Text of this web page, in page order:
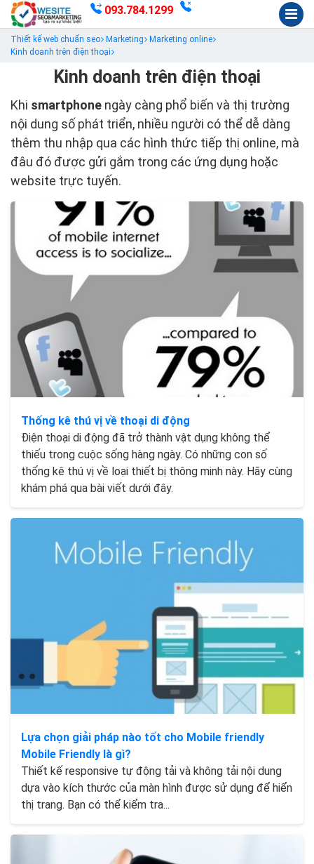
093.784.1299
Thiết kế web chuẩn seo Marketing
Marketing online
Kinh doanh trên điện thoại
Kinh doanh trên điện thoại
Khi smartphone ngày càng phổ biến và thị trường
nội dung số phát triển, nhiều người có thể dễ dàng
thêm thu nhập qua các hình thức tiếp thị online, mà
đâu đó được gửi gắm trong các ứng dụng hoặc
website trực tuyến.
Thống kê thú vị về thoại di động
Điện thoại di động đã trở thành vật dụng không thể
thiếu trong cuộc sống hàng ngày. Có những con số
thống kê thú vị về loại thiết bị thông minh này. Hãy cùng
khám phá qua bài viết dưới đây.
Lựa chọn giải pháp nào tốt cho Mobile friendly
Mobile Friendly là gì?
Thiết kế responsive tự động tải và không tải nội dung
dựa vào kích thước của màn hình được sử dụng để hiển
thị trang. Bạn có thể kiểm tra...